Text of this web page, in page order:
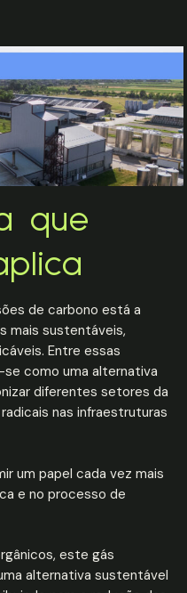
que
de carbono está a
mais sustentáveis,
Entre essas
como uma alternativa
diferentes setores da
nas infraestruturas
um papel cada vez mais
e no processo de
este gás
alternativa sustentável